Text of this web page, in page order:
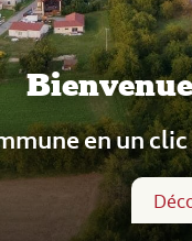
Écoles